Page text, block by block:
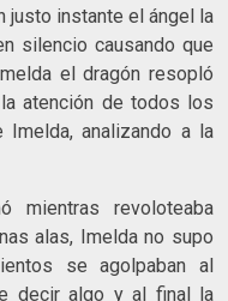
justo instante el ángel la
silencio causando que
el dragón resopló
atención de todos los
analizando a la
mientras revoloteaba
alas, Imelda no supo
se agolpaban al
decir algo y al final la